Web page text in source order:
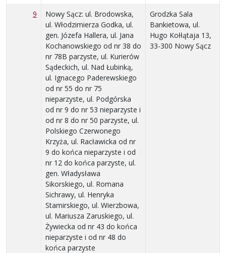
9
Nowy Sącz: ul. Brodowska,
ul. Włodzimierza Godka, ul.
gen. Józefa Hallera, ul. Jana
Kochanowskiego od nr 38 do
nr 78B parzyste, ul. Kurierów
Sądeckich, ul. Nad Łubinką,
ul. Ignacego Paderewskiego
od nr 55 do nr 75
nieparzyste, ul. Podgórska
od nr 9 do nr 53 nieparzyste i
od nr 8 do nr 50 parzyste, ul.
Polskiego Czerwonego
Krzyża, ul. Racławicka od nr
9 do końca nieparzyste i od
nr 12 do końca parzyste, ul.
gen. Władysława
Sikorskiego, ul. Romana
Sichrawy, ul. Henryka
Stamirskiego, ul. Wierzbowa,
ul. Mariusza Zaruskiego, ul.
Żywiecka od nr 43 do końca
nieparzyste i od nr 48 do
końca parzyste
Grodzka Sala
Bankietowa, ul.
Hugo Kołłątaja 13,
33-300 Nowy Sącz